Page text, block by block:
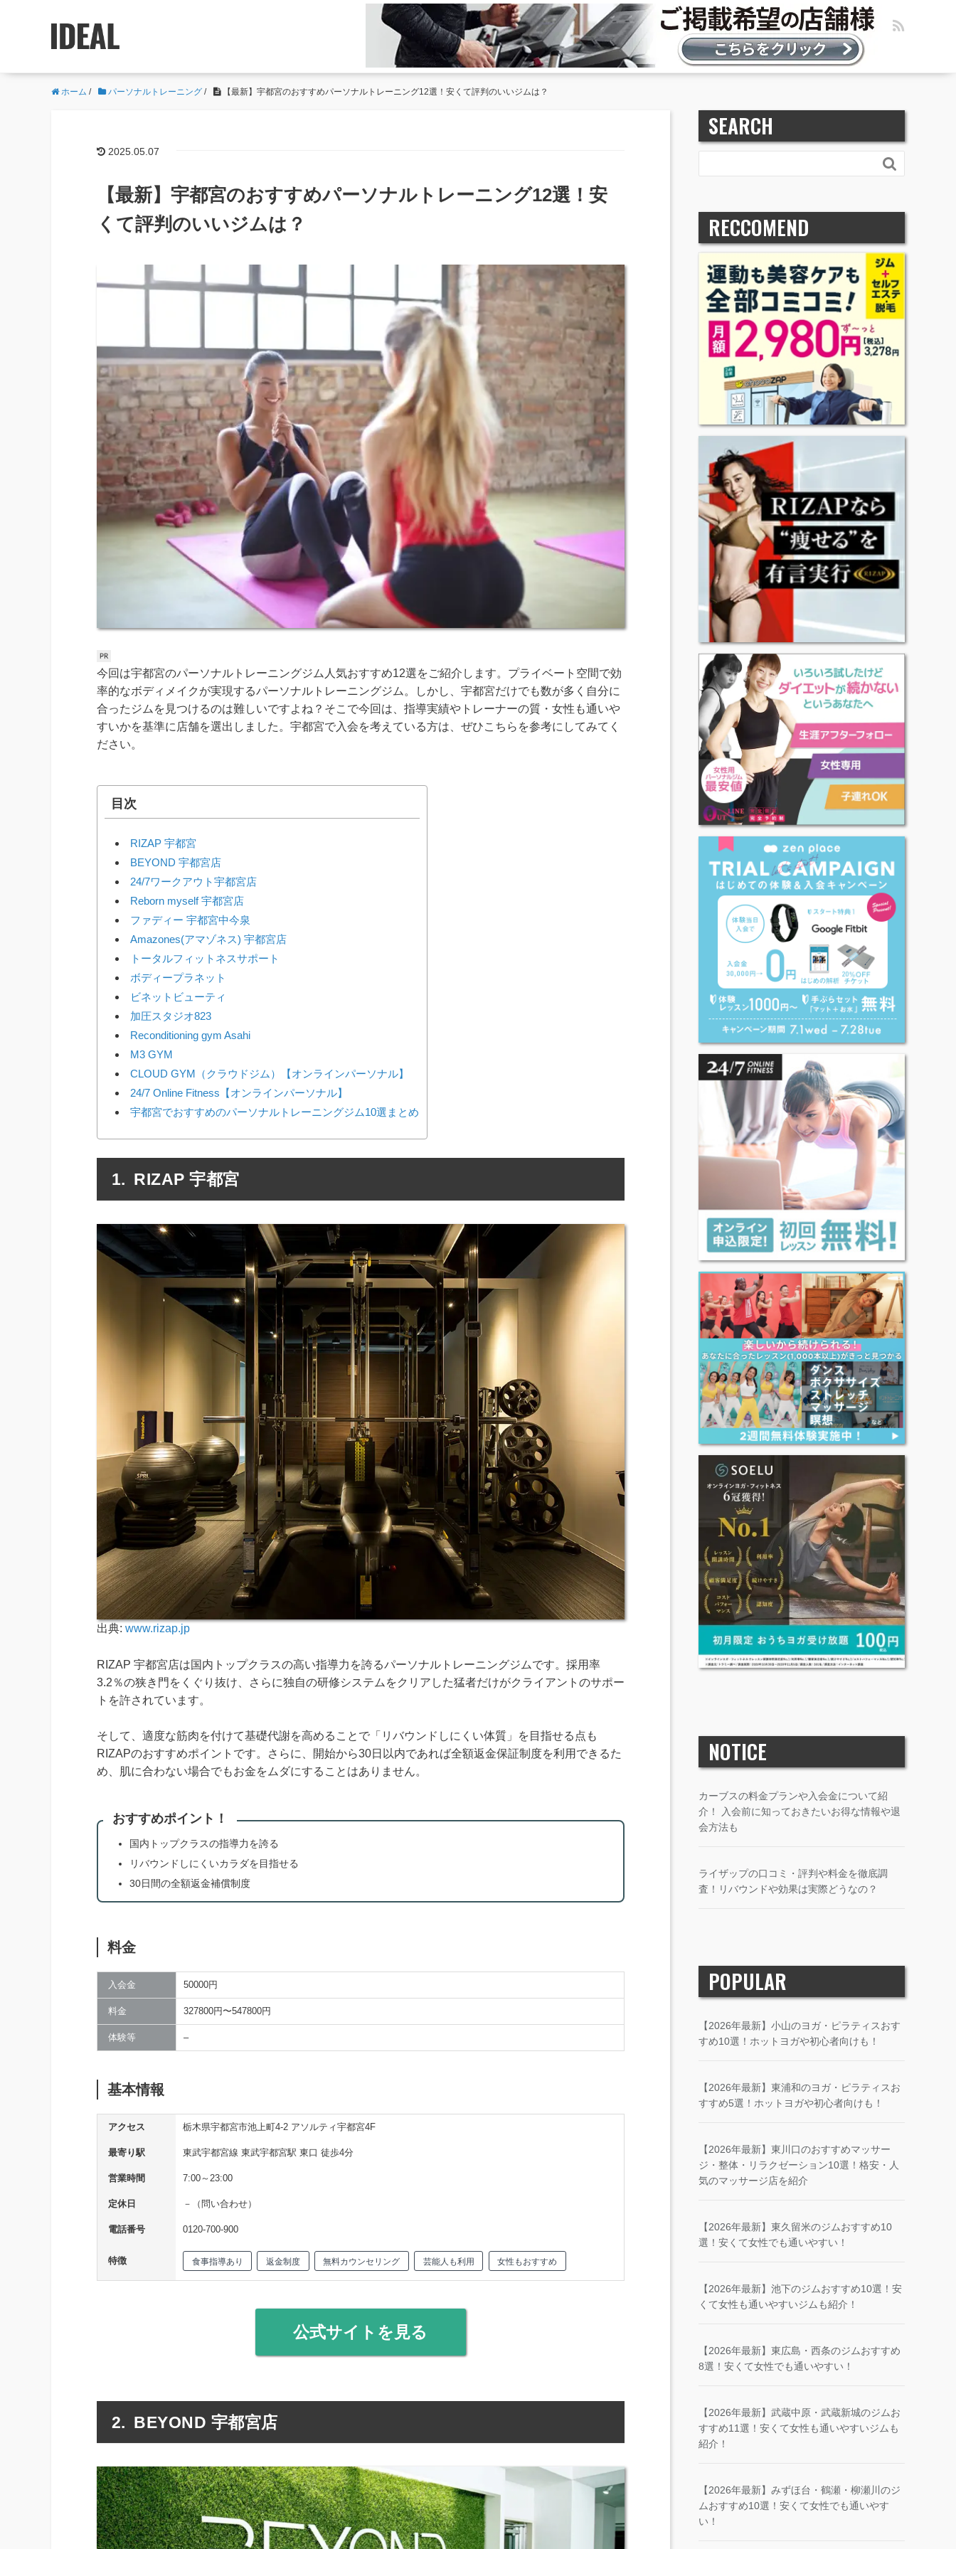
ホーム / パーソナルトレーニング / 【最新】宇都宮のおすすめパーソナルトレーニング12選！安くて評判のいいジムは？
2025.05.07
【最新】宇都宮のおすすめパーソナルトレーニング12選！安
くて評判のいいジムは？
今回は宇都宮のパーソナルトレーニングジム人気おすすめ12選をご紹介します。プライベート空間で効
率的なボディメイクが実現するパーソナルトレーニングジム。しかし、宇都宮だけでも数が多く自分に
合ったジムを見つけるのは難しいですよね？そこで今回は、指導実績やトレーナーの質・女性も通いや
すいかを基準に店舗を選出しました。宇都宮で入会を考えている方は、ぜひこちらを参考にしてみてく
ださい。
目次
RIZAP 宇都宮
BEYOND 宇都宮店
24/7ワークアウト宇都宮店
Reborn myself 宇都宮店
ファディー 宇都宮中今泉
Amazones(アマゾネス) 宇都宮店
トータルフィットネスサポート
ボディープラネット
ビネットビューティ
加圧スタジオ823
Reconditioning gym Asahi
M3 GYM
CLOUD GYM（クラウドジム）【オンラインパーソナル】
24/7 Online Fitness【オンラインパーソナル】
宇都宮でおすすめのパーソナルトレーニングジム10選まとめ
RIZAP 宇都宮
出典: www.rizap.jp
RIZAP 宇都宮店は国内トップクラスの高い指導力を誇るパーソナルトレーニングジムです。採用率
3.2％の狭き門をくぐり抜け、さらに独自の研修システムをクリアした猛者だけがクライアントのサポー
トを許されています。
そして、適度な筋肉を付けて基礎代謝を高めることで「リバウンドしにくい体質」を目指せる点も
RIZAPのおすすめポイントです。さらに、開始から30日以内であれば全額返金保証制度を利用できるた
め、肌に合わない場合でもお金をムダにすることはありません。
おすすめポイント！
国内トップクラスの指導力を誇る
リバウンドしにくいカラダを目指せる
30日間の全額返金補償制度
料金
入会金 50000円
料金 327800円〜547800円
体験等 –
基本情報
アクセス 栃木県宇都宮市池上町4-2 アソルティ宇都宮4F
最寄り駅 東武宇都宮線 東武宇都宮駅 東口 徒歩4分
営業時間 7:00～23:00
定休日 －（問い合わせ）
電話番号 0120-700-900
特徴 食事指導あり 返金制度 無料カウンセリング 芸能人も利用 女性もおすすめ
公式サイトを見る
BEYOND 宇都宮店
SEARCH

RECCOMEND
NOTICE
カーブスの料金プランや入会金について紹
介！ 入会前に知っておきたいお得な情報や退
会方法も
ライザップの口コミ・評判や料金を徹底調
査！リバウンドや効果は実際どうなの？
POPULAR
【2026年最新】小山のヨガ・ピラティスおす
すめ10選！ホットヨガや初心者向けも！
【2026年最新】東浦和のヨガ・ピラティスお
すすめ5選！ホットヨガや初心者向けも！
【2026年最新】東川口のおすすめマッサー
ジ・整体・リラクゼーション10選！格安・人
気のマッサージ店を紹介
【2026年最新】東久留米のジムおすすめ10
選！安くて女性でも通いやすい！
【2026年最新】池下のジムおすすめ10選！安
くて女性も通いやすいジムも紹介！
【2026年最新】東広島・西条のジムおすすめ
8選！安くて女性でも通いやすい！
【2026年最新】武蔵中原・武蔵新城のジムお
すすめ11選！安くて女性も通いやすいジムも
紹介！
【2026年最新】みずほ台・鶴瀬・柳瀬川のジ
ムおすすめ10選！安くて女性でも通いやす
い！